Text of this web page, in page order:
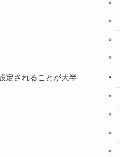
定されることが大半